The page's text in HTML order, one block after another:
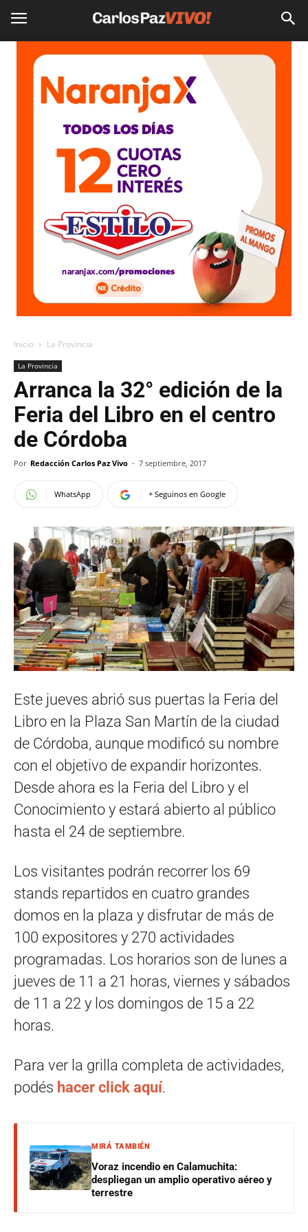
Inicio La Provincia
La Provincia
Arranca la 32° edición de la
Feria del Libro en el centro
de Córdoba
Por Redacción Carlos Paz Vivo - 7 septiembre, 2017
WhatsApp + Seguinos en Google
Este jueves abrió sus puertas la Feria del
Libro en la Plaza San Martín de la ciudad
de Córdoba, aunque modificó su nombre
con el objetivo de expandir horizontes.
Desde ahora es la Feria del Libro y el
Conocimiento y estará abierto al público
hasta el 24 de septiembre.
Los visitantes podrán recorrer los 69
stands repartidos en cuatro grandes
domos en la plaza y disfrutar de más de
100 expositores y 270 actividades
programadas. Los horarios son de lunes a
jueves de 11 a 21 horas, viernes y sábados
de 11 a 22 y los domingos de 15 a 22
horas.
Para ver la grilla completa de actividades,
podés hacer click aquí.
MIRÁ TAMBIÉN
Voraz incendio en Calamuchita:
despliegan un amplio operativo aéreo y
terrestre